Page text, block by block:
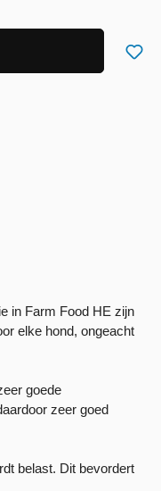
in Farm Food HE zijn
elke hond, ongeacht
goede
zeer goed
belast. Dit bevordert